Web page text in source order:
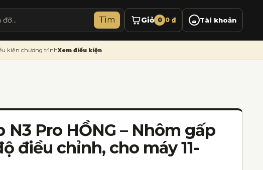
Tìm Giỏ 0 0 ₫ Tài khoản
kiện chương trìnhXem điều kiện
N3 Pro HỒNG – Nhôm gấp
điều chỉnh, cho máy 11-